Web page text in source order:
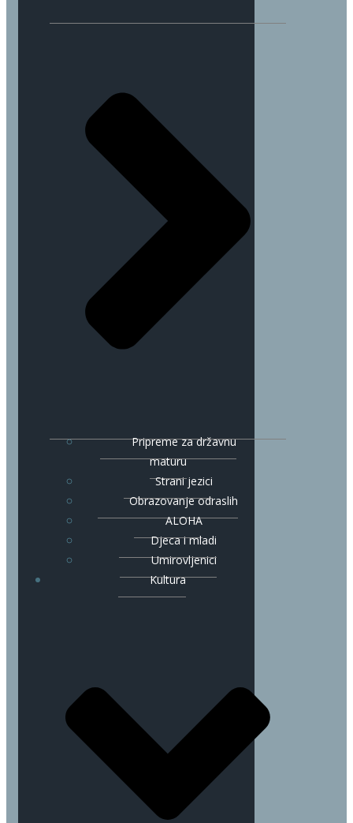
Pripreme za državnu
maturu
Strani jezici
Obrazovanje odraslih
ALOHA
Djeca i mladi
Umirovljenici
Kultura